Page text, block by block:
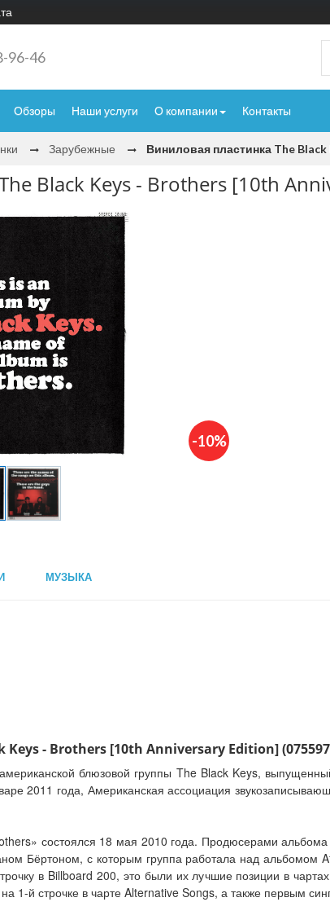
96-46
Обзоры Наши услуги О компании Контакты
Зарубежные Виниловая пластинка The
Black Keys - Brothers [10th
-10%
МУЗЫКА
- Brothers [10th Anniversary Edition]
блюзовой группы The Black Keys,
2011 года, Американская ассоциация
состоялся 18 мая 2010 года. Продюсерами
Бёртоном, с которым группа работала над
в Billboard 200, это были их лучшие позиции в
1-й строчке в чарте Alternative Songs, а также первым